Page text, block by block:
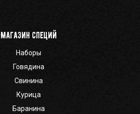
Магазин специй
Наборы
Говядина
Свинина
Курица
Баранина